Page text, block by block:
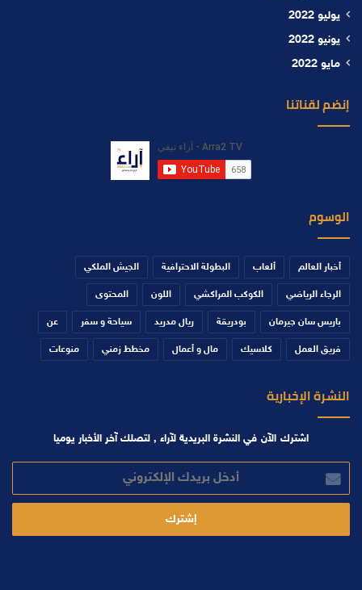
يوليو 2022
يونيو 2022
مايو 2022
إنضم لقناتنا
الوسوم
أخبار العالم ألعاب البطولة الاحترافية الجيش الملكي
الرجاء الرياضي الكوكب المراكشي اللون المحتوى
باريس سان جيرمان بودريقة ريال مدريد سياحة و سفر عن
فريق العمل كلاسيك مال و أعمال مخطط زمني منوعات
النشرة الإخبارية
اشترك الآن في النشرة البريدية لآراء , لتصلك آخر الأخبار يوميا
بريدك
الإلكتروني